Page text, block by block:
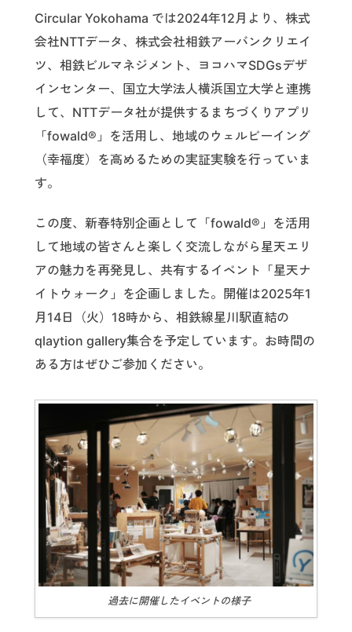
Circular Yokohama では2024年12月より、株式
会社NTTデータ、株式会社相鉄アーバンクリエイ
ツ、相鉄ビルマネジメント、ヨコハマSDGsデザ
インセンター、国立大学法人横浜国立大学と連携
して、NTTデータ社が提供するまちづくりアプリ
「fowald®」を活用し、地域のウェルビーイング
（幸福度）を高めるための実証実験を行っていま
す。
この度、新春特別企画として「fowald®」を活用
して地域の皆さんと楽しく交流しながら星天エリ
アの魅力を再発見し、共有するイベント「星天ナ
イトウォーク」を企画しました。開催は2025年1
月14日（火）18時から、相鉄線星川駅直結の
qlaytion gallery集合を予定しています。お時間の
ある方はぜひご参加ください。
過去に開催したイベントの様子